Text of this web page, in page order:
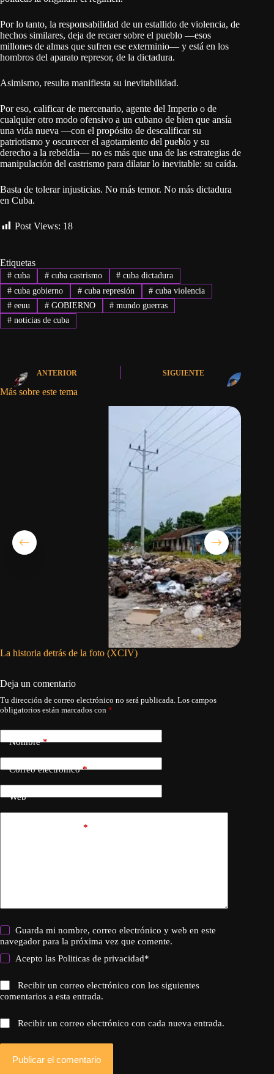
Por lo tanto, la responsabilidad de un estallido de violencia, de
hechos similares, deja de recaer sobre el pueblo —esos
millones de almas que sufren ese exterminio— y está en los
hombros del aparato represor, de la dictadura.
Asimismo, resulta manifiesta su inevitabilidad.
Por eso, calificar de mercenario, agente del Imperio o de
cualquier otro modo ofensivo a un cubano de bien que ansía
una vida nueva —con el propósito de descalificar su
patriotismo y oscurecer el agotamiento del pueblo y su
derecho a la rebeldía— no es más que una de las estrategias de
manipulación del castrismo para dilatar lo inevitable: su caída.
Basta de tolerar injusticias. No más temor. No más dictadura
en Cuba.
Post Views: 18
Etiquetas
#cuba #cuba castrismo # cuba dictadura
#cuba gobierno #cuba represión # cuba violencia
#eeuu #GOBIERNO # mundo guerras
#noticias de cuba
ANTERIOR SIGUIENTE
Más sobre este tema
La historia detrás de la foto (XCIV)
Deja un comentario
Tu dirección de correo electrónico no será publicada. Los campos
obligatorios están marcados con *
Nombre*
Correo electrónico*
Web
*
Guarda mi nombre, correo electrónico y web en este
navegador para la próxima vez que comente.
Acepto lasPoliticas de privacidad*
Recibir un correo electrónico con los siguientes
comentarios a esta entrada.
Recibir un correo electrónico con cada nueva entrada.
Publicar el comentario